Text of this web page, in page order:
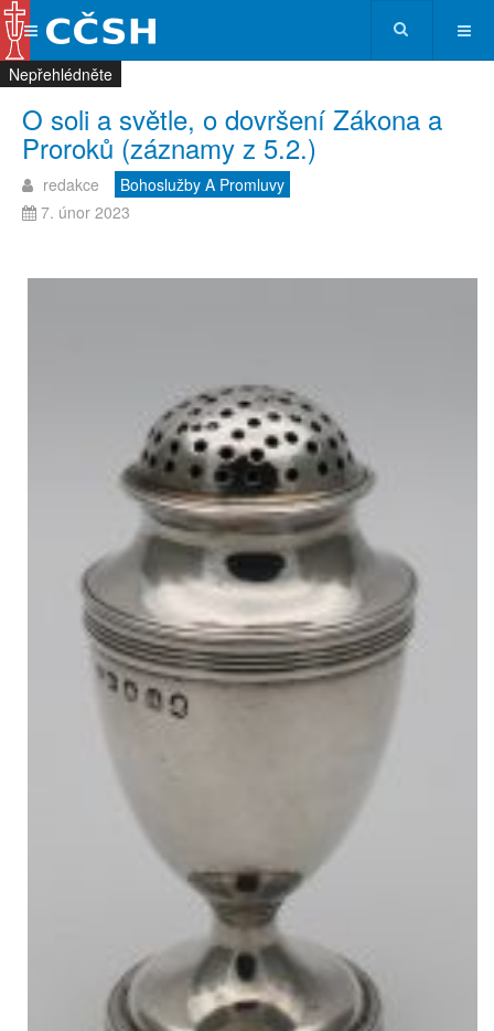
O soli a světle, o dovršení Zákona a
Proroků (záznamy z 5.2.)
redakce
Bohoslužby A Promluvy
7. únor 2023
Nepřehlédněte
Nepřehlédněte
Nepřehlédněte
Nepřehlédněte